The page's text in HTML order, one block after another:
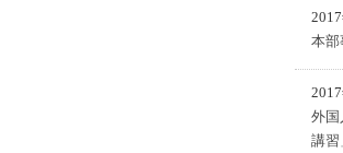
本部
外国
講習